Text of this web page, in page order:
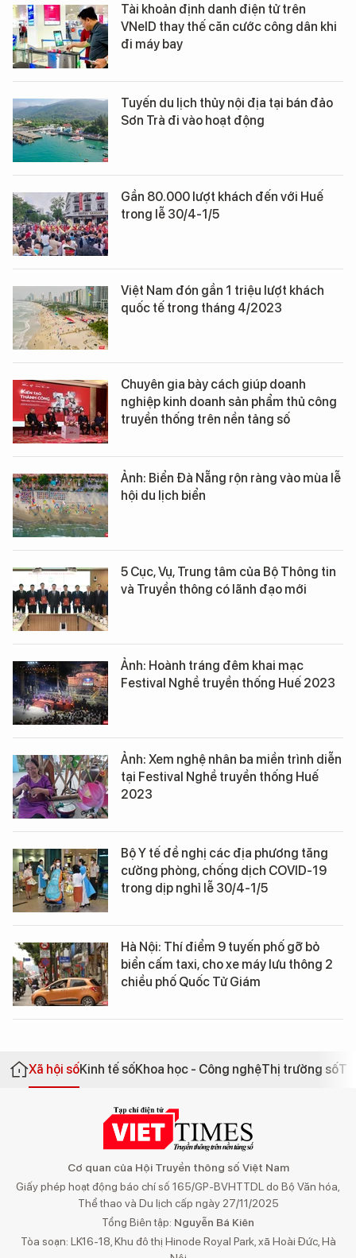
Tài khoản định danh điện tử trên
VNeID thay thế căn cước công dân khi
đi máy bay
Tuyến du lịch thủy nội địa tại bán đảo
Sơn Trà đi vào hoạt động
Gần 80.000 lượt khách đến với Huế
trong lễ 30/4-1/5
Việt Nam đón gần 1 triệu lượt khách
quốc tế trong tháng 4/2023
Chuyên gia bày cách giúp doanh
nghiệp kinh doanh sản phẩm thủ công
truyền thống trên nền tảng số
Ảnh: Biển Đà Nẵng rộn ràng vào mùa lễ
hội du lịch biển
5 Cục, Vụ, Trung tâm của Bộ Thông tin
và Truyền thông có lãnh đạo mới
Ảnh: Hoành tráng đêm khai mạc
Festival Nghề truyền thống Huế 2023
Ảnh: Xem nghệ nhân ba miền trình diễn
tại Festival Nghề truyền thống Huế
2023
Bộ Y tế đề nghị các địa phương tăng
cường phòng, chống dịch COVID-19
trong dịp nghỉ lễ 30/4-1/5
Hà Nội: Thí điểm 9 tuyến phố gỡ bỏ
biển cấm taxi, cho xe máy lưu thông 2
chiều phố Quốc Tử Giám
Xã hội sốKinh tế sốKhoa học - Công nghệThị trường số
Cơ quan của Hội Truyền thông số Việt Nam
Giấy phép hoạt động báo chí số 165/GP-BVHTTDL do Bộ Văn hóa,
Thể thao và Du lịch cấp ngày 27/11/2025
Tổng Biên tập: Nguyễn Bá Kiên
Tòa soạn: LK16-18, Khu đô thị Hinode Royal Park, xã Hoài Đức, Hà